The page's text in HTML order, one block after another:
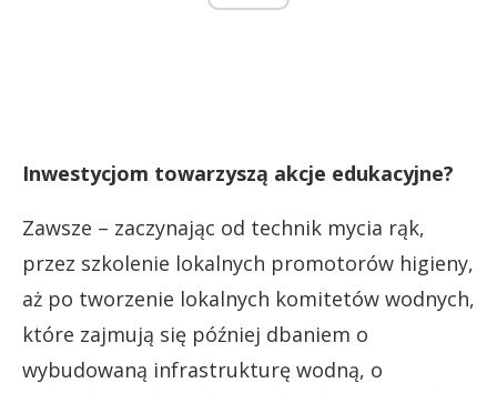
Inwestycjom towarzyszą akcje edukacyjne?
Zawsze – zaczynając od technik mycia rąk,
przez szkolenie lokalnych promotorów higieny,
aż po tworzenie lokalnych komitetów wodnych,
które zajmują się później dbaniem o
wybudowaną infrastrukturę wodną, o